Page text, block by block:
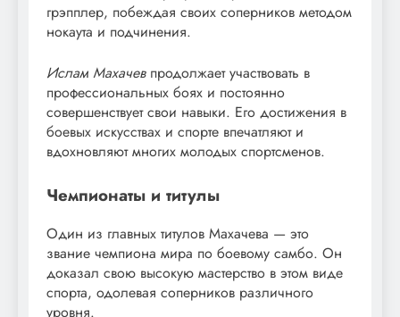
грэпплер, побеждая своих соперников методом
нокаута и подчинения.
Ислам Махачевпродолжает участвовать в
профессиональных боях и постоянно
совершенствует свои навыки. Его достижения в
боевых искусствах и спорте впечатляют и
вдохновляют многих молодых спортсменов.
Чемпионаты и титулы
Один из главных титулов Махачева — это
звание чемпиона мира по боевому самбо. Он
доказал свою высокую мастерство в этом виде
спорта, одолевая соперников различного
уровня.